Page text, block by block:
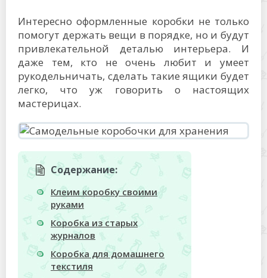
Интересно оформленные коробки не только
помогут держать вещи в порядке, но и будут
привлекательной деталью интерьера. И
даже тем, кто не очень любит и умеет
рукодельничать, сделать такие ящики будет
легко, что уж говорить о настоящих
мастерицах.
Содержание:
Клеим коробку своими
руками
Коробка из старых
журналов
Коробка для домашнего
текстиля